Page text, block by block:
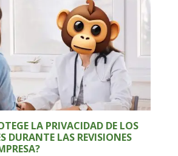
LA PRIVACIDAD DE LOS
DURANTE LAS REVISIONES